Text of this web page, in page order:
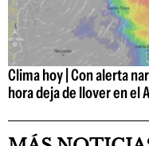
Clima hoy | Con alerta
hora deja de llover en el